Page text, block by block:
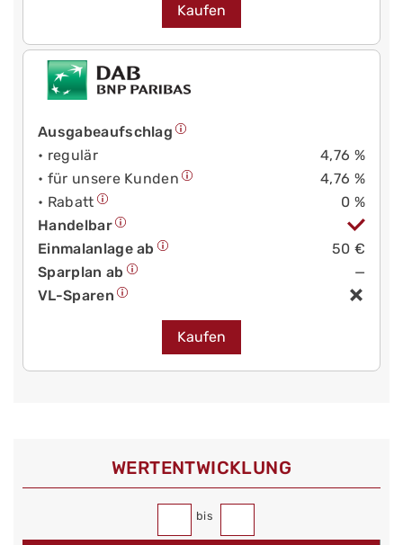
Kaufen
Ausgabeaufschlag
• regulär
4,76 %
• für unsere Kunden
4,76 %
• Rabatt
0 %
Handelbar
Einmalanlage ab
50 €
Sparplan ab
—
VL-Sparen
Kaufen
WERT­ENTWICKLUNG
bis